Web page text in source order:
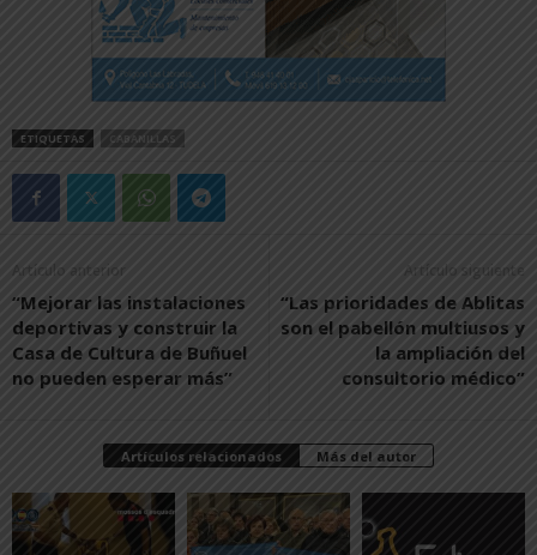
ETIQUETAS CABANILLAS
Artículo anterior
“Mejorar las instalaciones
deportivas y construir la
Casa de Cultura de Buñuel
no pueden esperar más”
Artículo siguiente
“Las prioridades de Ablitas
son el pabellón multiusos y
la ampliación del
consultorio médico”
Artículos relacionados Más del autor